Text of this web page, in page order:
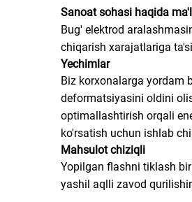
Sanoat sohasi haqida
Bug' elektrod
chiqarish xarajatlariga
Yechimlar
Biz korxonalarga yordam
deformatsiyasini oldini
optimallashtirish orqali
ko'rsatish uchun ishlab
Mahsulot chiziqli
Yopilgan flashni tiklash
yashil aqlli zavod